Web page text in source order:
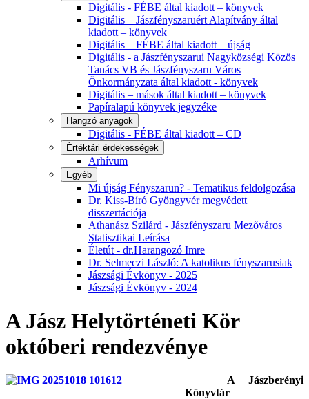
Digitális - FÉBE által kiadott – könyvek
Digitális – Jászfényszaruért Alapítvány által
kiadott – könyvek
Digitális – FÉBE által kiadott – újság
Digitális - a Jászfényszarui Nagyközségi Közös
Tanács VB és Jászfényszaru Város
Önkormányzata által kiadott - könyvek
Digitális – mások által kiadott – könyvek
Papíralapú könyvek jegyzéke
Hangzó anyagok
Digitális - FÉBE által kiadott – CD
Értéktári érdekességek
Arhívum
Egyéb
Mi újság Fényszarun? - Tematikus feldolgozása
Dr. Kiss-Bíró Gyöngyvér megvédett
disszertációja
Athanász Szilárd - Jászfényszaru Mezőváros
Statisztikai Leírása
Életút - dr.Harangozó Imre
Dr. Selmeczi László: A katolikus fényszarusiak
Jászsági Évkönyv - 2025
Jászsági Évkönyv - 2024
A Jász Helytörténeti Kör
októberi rendezvénye
A Jászberényi
Könyvtár